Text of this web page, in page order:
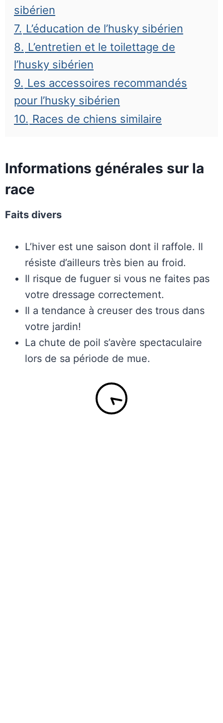
sibérien
7. L’éducation de l’husky sibérien
8. L’entretien et le toilettage de
l’husky sibérien
9. Les accessoires recommandés
pour l’husky sibérien
10. Races de chiens similaire
Informations générales sur la
race
Faits divers
L’hiver est une saison dont il raffole. Il
résiste d’ailleurs très bien au froid.
Il risque de fuguer si vous ne faites pas
votre dressage correctement.
Il a tendance à creuser des trous dans
votre jardin!
La chute de poil s’avère spectaculaire
lors de sa période de mue.